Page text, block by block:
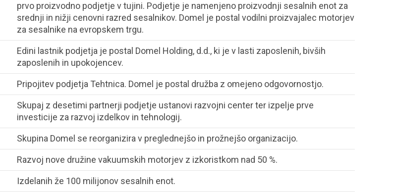
prvo proizvodno podjetje v tujini. Podjetje je namenjeno proizvodnji sesalnih enot za
srednji in nižji cenovni razred sesalnikov. Domel je postal vodilni proizvajalec motorjev
za sesalnike na evropskem trgu.
Edini lastnik podjetja je postal Domel Holding, d.d., ki je v lasti zaposlenih, bivših
zaposlenih in upokojencev.
Pripojitev podjetja Tehtnica. Domel je postal družba z omejeno odgovornostjo.
Skupaj z desetimi partnerji podjetje ustanovi razvojni center ter izpelje prve
investicije za razvoj izdelkov in tehnologij.
Skupina Domel se reorganizira v preglednejšo in prožnejšo organizacijo.
Razvoj nove družine vakuumskih motorjev z izkoristkom nad 50 %.
Izdelanih že 100 milijonov sesalnih enot.